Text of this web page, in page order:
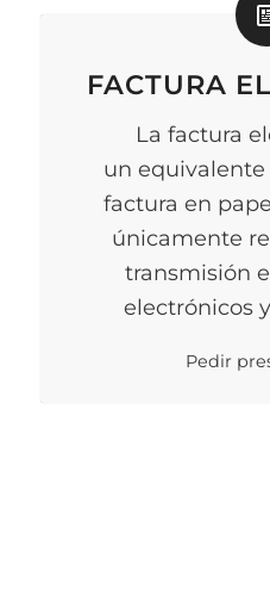
FACTURA
La factura
un
factura en
únicamente
transmisión
electrónicos
Pedir